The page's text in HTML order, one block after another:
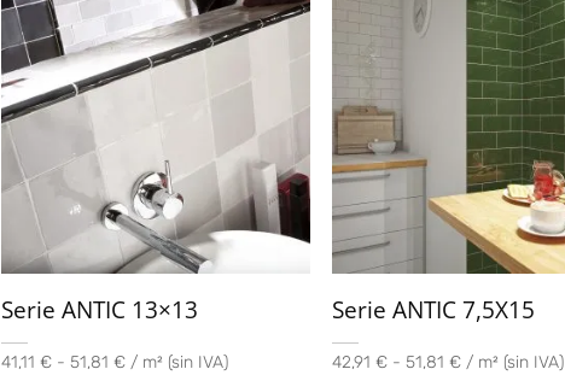
Serie ANTIC 13×13
41,11 € - 51,81 € / m² (sin IVA)
Serie ANTIC 7,5X15
42,91 € - 51,81 € / m² (sin IVA)